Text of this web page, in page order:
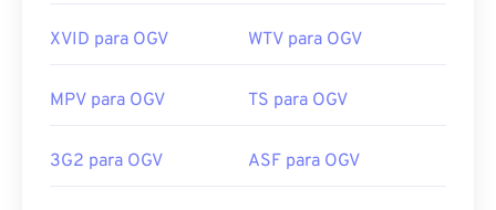
XVID para OGV WTV para OGV
MPV para OGV TS para OGV
3G2 para OGV ASF para OGV